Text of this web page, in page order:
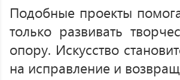
Подобные проекты
только развивать
опору. Искусство
на исправление и